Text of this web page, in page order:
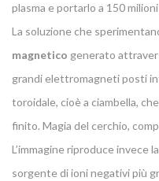
plasma e portarlo a 150
La soluzione che
magnetico generato
grandi elettromagneti posti
toroidale, cioè a ciambella,
finito. Magia del cerchio,
L’immagine riproduce invece
sorgente di ioni negativi più